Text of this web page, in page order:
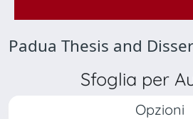
Padua Thesis and
Sfoglia per
Opzioni